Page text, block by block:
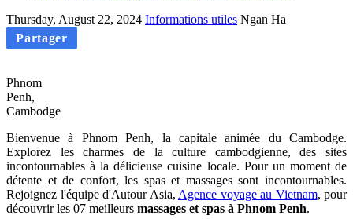
Thursday, August 22, 2024 Informations utiles Ngan Ha
Partager
Phnom
Penh,
Cambodge
Bienvenue à Phnom Penh, la capitale animée du Cambodge.
Explorez les charmes de la culture cambodgienne, des sites
incontournables à la délicieuse cuisine locale. Pour un moment de
détente et de confort, les spas et massages sont incontournables.
Rejoignez l'équipe d'Autour Asia, Agence voyage au Vietnam, pour
découvrir les 07 meilleurs massages et spas à Phnom Penh.